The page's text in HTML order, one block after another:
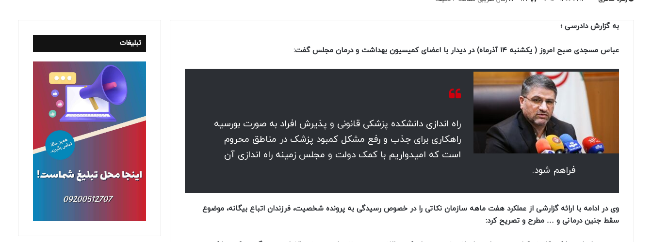
به گزارش دادرسی ؛
عباس مسجدی صبح امروز ( یکشنبه ۱۴ آذرماه) در دیدار با اعضای کمیسیون بهداشت و درمان مجلس گفت:
راه اندازی دانشکده پزشکی قانونی و پذیرش افراد به صورت بورسیه
راهکاری برای جذب و رفع مشکل کمبود پزشک در مناطق محروم
است که امیدواریم با کمک دولت و مجلس زمینه راه اندازی آن
فراهم شود.
وی در ادامه با ارائه گزارشی از عملکرد هفت ماهه سازمان نکاتی را در خصوص رسیدگی به پرونده شخصیت، فرزندان اتباع بیگانه، موضوع
سقط جنین درمانی و … مطرح و تصریح کرد:
تبلیغات